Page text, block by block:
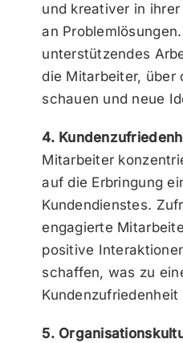
und kreativer in
an
unterstützendes
die Mitarbeiter, über
schauen und neue
4.
Mitarbeiter
auf die Erbringung
Kundendienstes.
engagierte
positive
schaffen, was zu
5.